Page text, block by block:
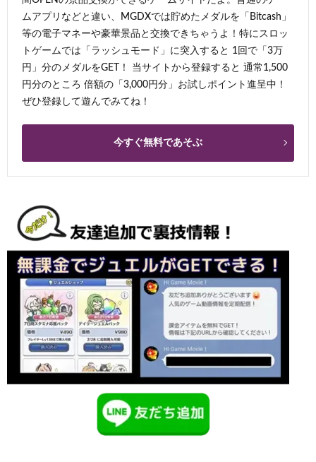
ムアプリなどと違い、MGDXでは貯めたメダルを「Bitcash」
等の電子マネーや豪華景品と交換できちゃうよ！特にスロッ
トゲームでは「ラッシュモード」に突入すると 1回で「3万
円」分のメダルをGET！ 当サイトから登録すると 通常1,500
円分のところ 倍額の「3,000円分」お試しポイント進呈中！
ぜひ登録して遊んでみてね！
今すぐ無料であそぶ